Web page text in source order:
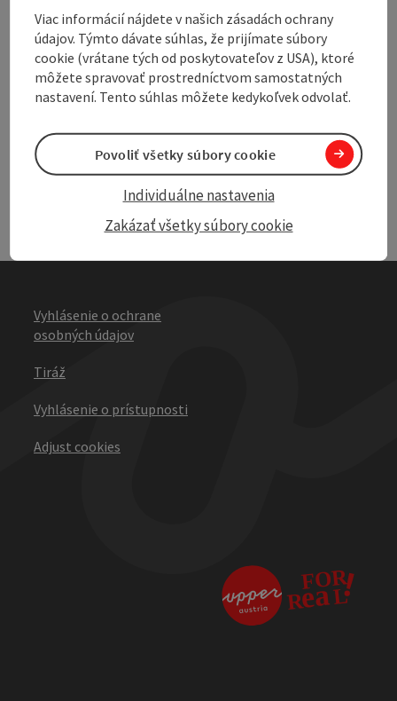
Create PDF
Print article
Nearby
Vyhlásenie o ochrane
osobných údajov
Tiráž
Vyhlásenie o prístupnosti
Adjust cookies
Viac informácií nájdete v našich zásadách ochrany
údajov. Týmto dávate súhlas, že prijímate súbory
cookie (vrátane tých od poskytovateľov z USA), ktoré
môžete spravovať prostredníctvom samostatných
nastavení. Tento súhlas môžete kedykoľvek odvolať.
Zakázať všetky súbory cookie
Individuálne nastavenia
Povoliť všetky súbory cookie